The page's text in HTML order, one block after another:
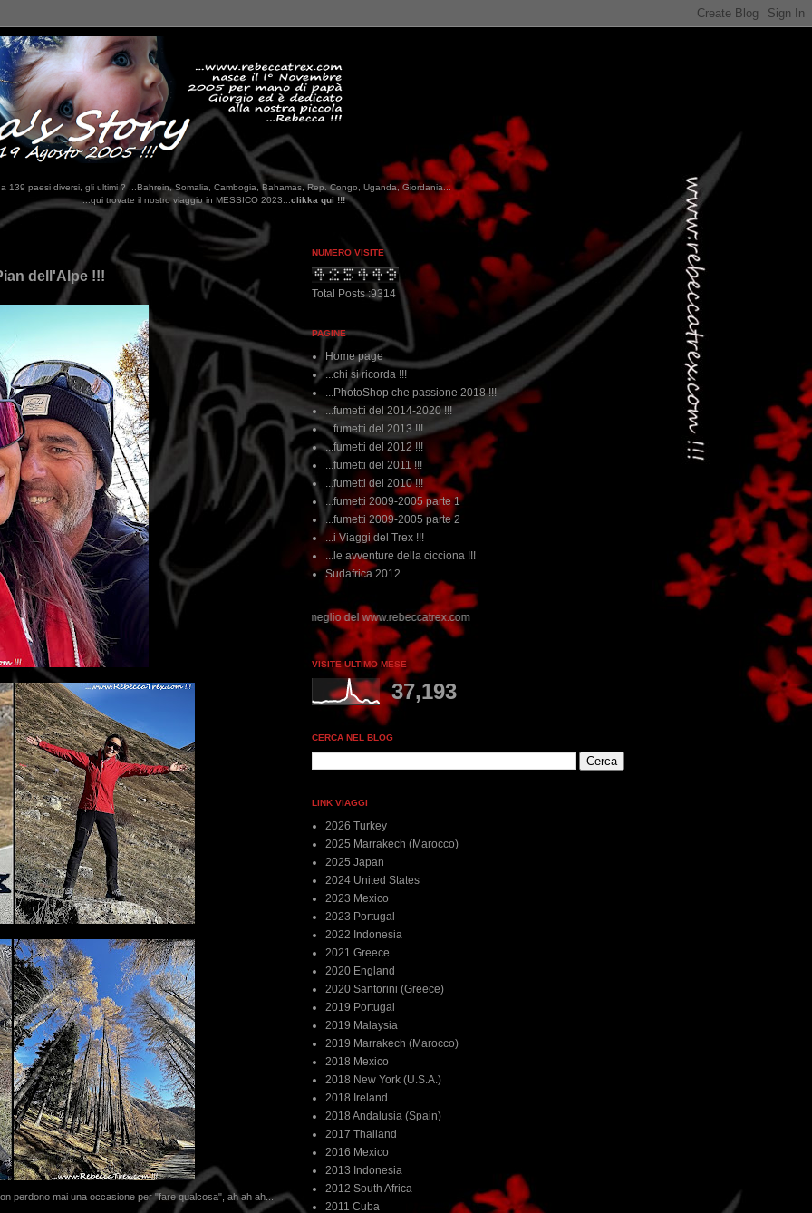
139 paesi diversi, gli ultimi ? ...Bahrein, Somalia, Cambogia, Bahamas, Rep. Congo, Uganda, Giordania...
nostro viaggio in MESSICO 2023...clikka qui !!!
dell'Alpe !!!
perdono mai una occasione per "fare qualcosa", ah ah ah...
NUMERO VISITE
Total Posts :9314
PAGINE
Home page
...chi si ricorda !!!
...PhotoShop che passione 2018 !!!
...fumetti del 2014-2020 !!!
...fumetti del 2013 !!!
...fumetti del 2012 !!!
...fumetti del 2011 !!!
...fumetti del 2010 !!!
...fumetti 2009-2005 parte 1
...fumetti 2009-2005 parte 2
...i Viaggi del Trex !!!
...le avventure della cicciona !!!
Sudafrica 2012
perdere tempo, clikka "qui", c'è il meglio del www.rebeccatrex.com
VISITE ULTIMO MESE
37,193
CERCA NEL BLOG
LINK VIAGGI
2026 Turkey
2025 Marrakech (Marocco)
2025 Japan
2024 United States
2023 Mexico
2023 Portugal
2022 Indonesia
2021 Greece
2020 England
2020 Santorini (Greece)
2019 Portugal
2019 Malaysia
2019 Marrakech (Marocco)
2018 Mexico
2018 New York (U.S.A.)
2018 Ireland
2018 Andalusia (Spain)
2017 Thailand
2016 Mexico
2013 Indonesia
2012 South Africa
2011 Cuba